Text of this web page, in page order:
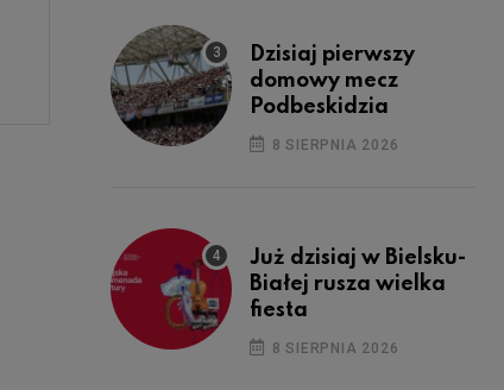
Dzisiaj pierwszy
domowy mecz
Podbeskidzia
8 SIERPNIA 2026
Już dzisiaj w Bielsku-
Białej rusza wielka
fiesta
8 SIERPNIA 2026